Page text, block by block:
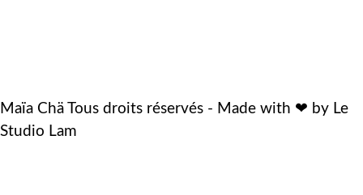
Maïa Chä Tous droits réservés - Made with ❤ by Le
Studio Lam